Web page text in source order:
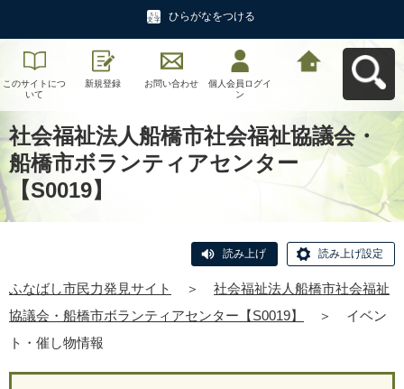
ひらがなをつける
このサイトにつ
いて
新規登録 お問い合わせ
個人会員ログイ
ン
社会福祉法人船橋市社会福祉協議会・
船橋市ボランティアセンター
【S0019】
読み上げ 読み上げ設定
ふなばし市民力発見サイト ＞
社会福祉法人船橋市社会福祉
協議会・船橋市ボランティアセンター【S0019】
＞
イベン
ト・催し物情報